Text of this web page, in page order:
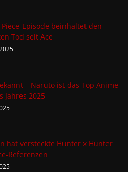
Episode beinhaltet den
Tod seit Ace
– Naruto ist das Top Anime-
Jahres 2025
hat versteckte Hunter x Hunter
Referenzen